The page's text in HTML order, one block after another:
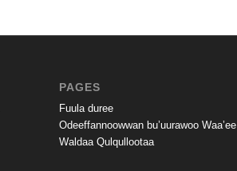
PAGES
Fuula duree
Odeeffannoowwan bu’uurawoo Waa’ee
Waldaa Qulqullootaa